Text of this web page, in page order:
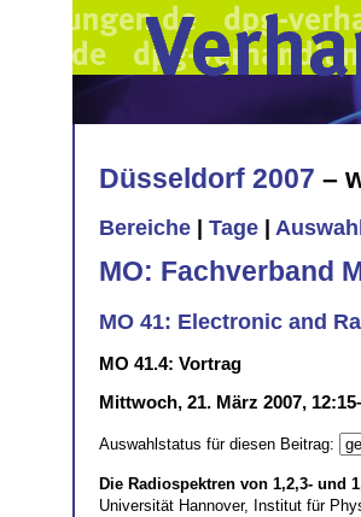
Düsseldorf 2007 –
Bereiche Tage Auswahl
MO: Fachverband
MO 41: Electronic and
MO 41.4: Vortrag
Mittwoch, 21. März 2007,
Auswahlstatus für diesen Beitrag:
Die Radiospektren von 1,2,3- und
Universität Hannover, Institut für